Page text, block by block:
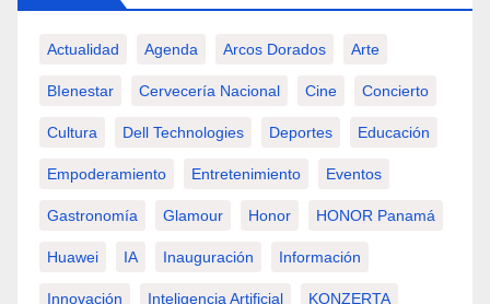
Actualidad Agenda Arcos Dorados Arte
BIenestar Cervecería Nacional Cine Concierto
Cultura Dell Technologies Deportes Educación
Empoderamiento Entretenimiento Eventos
Gastronomía Glamour Honor HONOR Panamá
Huawei IA Inauguración Información
Innovación Inteligencia Artificial KONZERTA